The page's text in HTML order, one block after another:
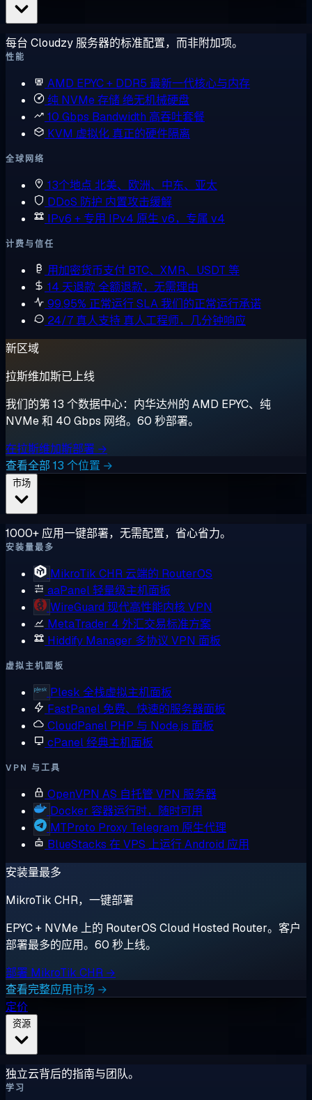
每台 Cloudzy 服务器的标准配置，而非附加项。
性能
AMD EPYC + DDR5 最新一代核心与内存
纯 NVMe 存储绝无机械硬盘
10 Gbps Bandwidth 高吞吐套餐
KVM 虚拟化 真正的硬件隔离
全球网络
13个地点 北美、欧洲、中东、亚太
DDoS 防护 内置攻击缓解
IPv6 + 专用 IPv4 原生 v6，专属 v4
计费与信任
用加密货币支付 BTC、XMR、USDT 等
14 天退款全额退款，无需理由
99.95% 正常运行 SLA我们的正常运行承诺
24/7 真人支持 真人工程师，几分钟响应
新区域
拉斯维加斯已上线
我们的第 13 个数据中心：内华达州的 AMD EPYC、纯
NVMe 和 40 Gbps 网络。60 秒部署。
在拉斯维加斯部署 →
查看全部 13 个位置 →
1000+ 应用一键部署，无需配置，省心省力。
安装量最多
MikroTik CHR 云端的 RouterOS
aaPanel轻量级主机面板
WireGuard 现代高性能内核 VPN
MetaTrader 4 外汇交易标准方案
Hiddify Manager 多协议 VPN 面板
虚拟主机面板
Plesk 全栈虚拟主机面板
FastPanel 免费、快速的服务器面板
CloudPanel PHP 与 Node.js 面板
cPanel经典主机面板
VPN 与工具
OpenVPN AS 自托管 VPN 服务器
Docker 容器运行时，随时可用
MTProto Proxy Telegram 原生代理
BlueStacks 在 VPS 上运行 Android 应用
安装量最多
MikroTik CHR，一键部署
EPYC + NVMe 上的 RouterOS Cloud Hosted Router。客户
部署最多的应用。60 秒上线。
部署 MikroTik CHR →
查看完整应用市场 →
定价
独立云背后的指南与团队。
学习